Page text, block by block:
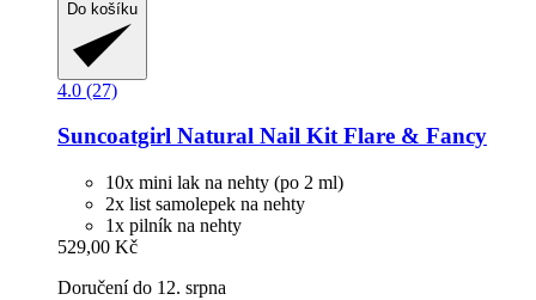
Do košíku
4.0 (27)
Suncoatgirl Natural Nail Kit Flare & Fancy
10x mini lak na nehty (po 2 ml)
2x list samolepek na nehty
1x pilník na nehty
529,00 Kč
Doručení do 12. srpna